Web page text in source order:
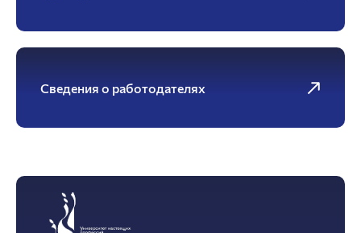
Сведения о работодателях